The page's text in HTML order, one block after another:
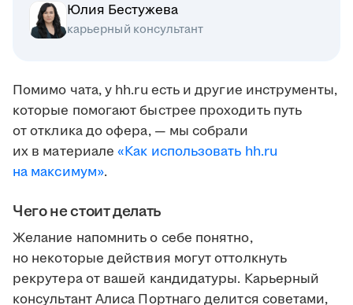
Юлия Бестужева
карьерный консультант
Помимо чата, у hh.ru есть и другие инструменты,
которые помогают быстрее проходить путь
от отклика до офера, — мы собрали
их в материале«Как использовать hh.ru
на максимум».
Чего не стоит делать
Желание напомнить о себе понятно,
но некоторые действия могут оттолкнуть
рекрутера от вашей кандидатуры. Карьерный
консультант Алиса Портнаго делится советами,